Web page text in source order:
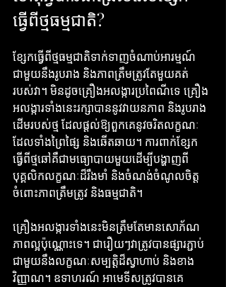
ធ្វើពីថ្មធម្មជាតិ?
ខ្សែកធ្វើពីថ្មធម្មជាតិទាក់ទាញចំណាប់អារម្មណ៍
ជាមួយនឹងរូបរាង និងភាពត្រឹមត្រូវតែមួយគត់
របស់វា។ មិនដូចគ្រឿងអលង្ការប្រពៃណីទេ គ្រឿង
អលង្ការទាំងនេះរក្សាបាននូវវាយនភាព និងរូបរាង
ដើមរបស់ថ្ម ដែលផ្តល់ឱ្យពួកគេនូវចរិតលក្ខណៈ
ដែលទាំងព្រៃផ្សៃ និងឆើតឆាយ។ ការពាក់ខ្សែក
ធ្វើពីថ្មឆៅគឺជាមធ្យោបាយមួយដើម្បីបង្ហាញពី
បុគ្គលិកលក្ខណៈដ៏រឹងមាំ និងចំណង់ចំណូលចិត្ត
ចំពោះភាពត្រឹមត្រូវ និងធម្មជាតិ។
គ្រឿងអលង្ការទាំងនេះមិនត្រឹមតែមានសោភ័ណ
ភាពល្អប៉ុណ្ណោះទេ។ ជារឿយៗវាត្រូវបានផ្សារភ្ជាប់
ជាមួយនឹងលក្ខណៈសម្បត្តិដ៏ស្វាហាប់ និងខាង
វិញ្ញាណ។ ឧទាហរណ៍ អាមេទីសត្រូវបានគេ